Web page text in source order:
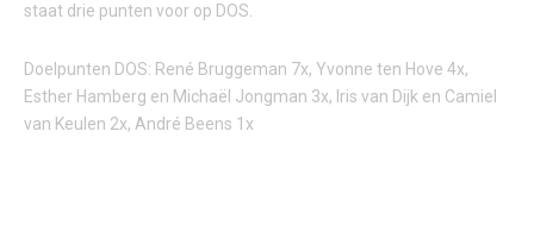
staat drie punten voor op DOS.
Doelpunten DOS: René Bruggeman 7x, Yvonne ten Hove 4x,
Esther Hamberg en Michaël Jongman 3x, Iris van Dijk en Camiel
van Keulen 2x, André Beens 1x